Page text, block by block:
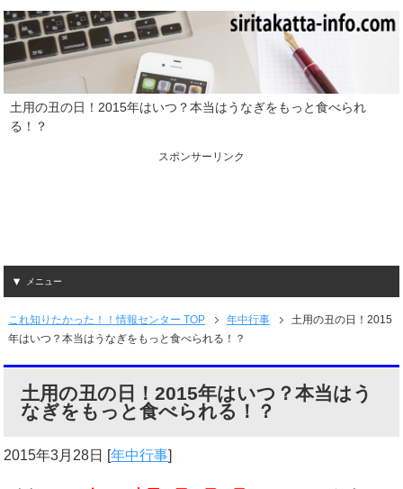
土用の丑の日！2015年はいつ？本当はうなぎをもっと食べられ
る！？
スポンサーリンク
メニュー
これ知りたかった！！情報センター TOP 年中行事
土用の丑の日！2015
年はいつ？本当はうなぎをもっと食べられる！？
土用の丑の日！2015年はいつ？本当はう
なぎをもっと食べられる！？
2015年3月28日 [年中行事]